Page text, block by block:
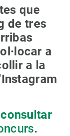
que
de tres
a
a la
consultar
.